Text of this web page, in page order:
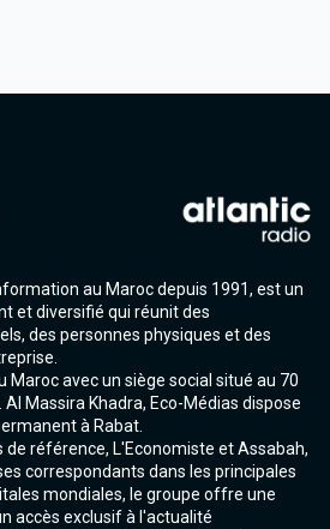
au Maroc depuis 1991, est un
et diversifié qui réunit des
des personnes physiques et des
Maroc avec un siège social situé au 70
Massira Khadra, Eco-Médias dispose
à Rabat.
de référence, L'Economiste et Assabah,
correspondants dans les principales
mondiales, le groupe offre une
accès exclusif à l'actualité